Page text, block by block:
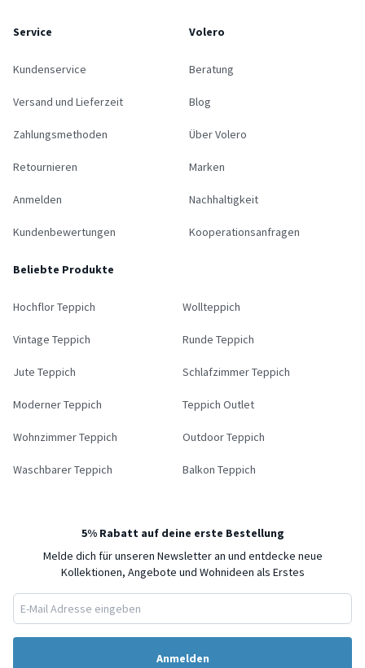
Service
Kundenservice
Versand und Lieferzeit
Zahlungsmethoden
Retournieren
Anmelden
Kundenbewertungen
Volero
Beratung
Blog
Über Volero
Marken
Nachhaltigkeit
Kooperationsanfragen
Beliebte Produkte
Hochflor Teppich Wollteppich
Vintage Teppich Runde Teppich
Jute Teppich Schlafzimmer Teppich
Moderner Teppich Teppich Outlet
Wohnzimmer Teppich Outdoor Teppich
Waschbarer Teppich Balkon Teppich
5% Rabatt auf deine erste Bestellung
Melde dich für unseren Newsletter an und entdecke neue
Kollektionen, Angebote und Wohnideen als Erstes
Anmelden